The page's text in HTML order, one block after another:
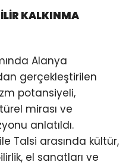
KALKINMA
Alanya
gerçekleştirilen
potansiyeli,
mirası ve
anlatıldı.
Talsi arasında kültür,
el sanatları ve